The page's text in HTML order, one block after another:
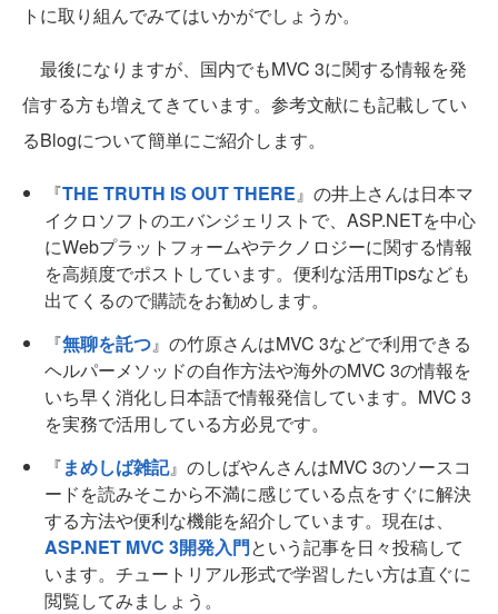
トに取り組んでみてはいかがでしょうか。
最後になりますが、国内でもMVC 3に関する情報を発
信する方も増えてきています。参考文献にも記載してい
るBlogについて簡単にご紹介します。
『THE TRUTH IS OUT THERE』の井上さんは日本マ
イクロソフトのエバンジェリストで、ASP.NETを中心
にWebプラットフォームやテクノロジーに関する情報
を高頻度でポストしています。便利な活用Tipsなども
出てくるので購読をお勧めします。
『無聊を託つ』の竹原さんはMVC 3などで利用できる
ヘルパーメソッドの自作方法や海外のMVC 3の情報を
いち早く消化し日本語で情報発信しています。MVC 3
を実務で活用している方必見です。
『まめしば雑記』のしばやんさんはMVC 3のソースコ
ードを読みそこから不満に感じている点をすぐに解決
する方法や便利な機能を紹介しています。現在は、
ASP.NET MVC 3開発入門という記事を日々投稿して
います。チュートリアル形式で学習したい方は直ぐに
閲覧してみましょう。